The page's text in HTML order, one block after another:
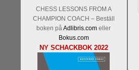
CHESS LESSONS FROM A
CHAMPION COACH – Beställ
boken på Adlibris.com eller
Bokus.com
NY SCHACKBOK 2022